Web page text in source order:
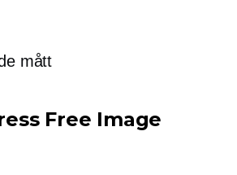
mått
Free Image